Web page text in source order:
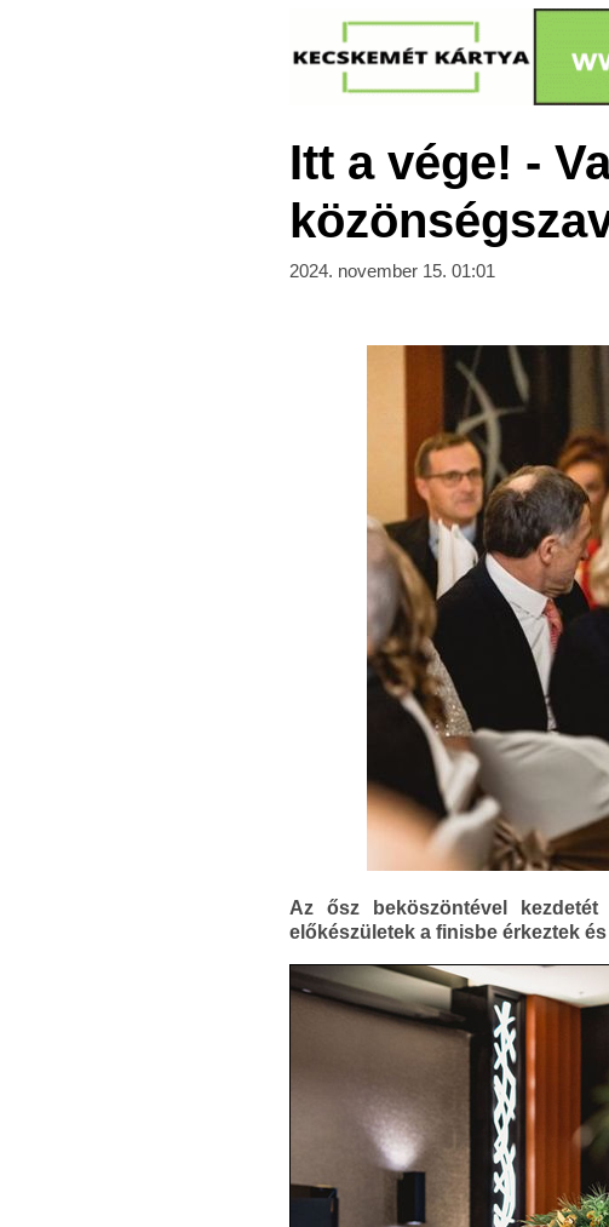
Itt a vége! -
2024. november 15. 01:01
Az ősz beköszöntével
előkészületek a finisbe érkeztek